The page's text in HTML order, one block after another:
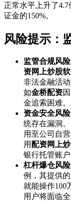
正常水平上升了
证金的150%。
风险提示：
监管合规风险
资网上炒股
非法金融活
如金桥配资
金追索困难。
资金安全风险
统存在漏洞。
用至公司自
用 配资网上
银行托管账户
杠杆爆仓风险
例，其提供
就能操作100
用户将面临